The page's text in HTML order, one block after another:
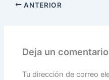
ANTERIOR
Deja un comentario
Tu dirección de correo